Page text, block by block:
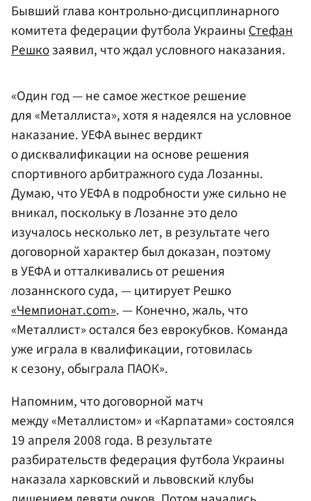
Бывший глава контрольно-дисциплинарного
комитета федерации футбола УкраиныСтефан
Решкозаявил, что ждал условного наказания.
«Один год — не самое жесткое решение
для «Металлиста», хотя я надеялся на условное
наказание. УЕФА вынес вердикт
о дисквалификации на основе решения
спортивного арбитражного суда Лозанны.
Думаю, что УЕФА в подробности уже сильно не
вникал, поскольку в Лозанне это дело
изучалось несколько лет, в результате чего
договорной характер был доказан, поэтому
в УЕФА и отталкивались от решения
лозаннского суда, — цитирует Решко
«Чемпионат.com». — Конечно, жаль, что
«Металлист» остался без еврокубков. Команда
уже играла в квалификации, готовилась
к сезону, обыграла ПАОК».
Напомним, что договорной матч
между «Металлистом» и «Карпатами» состоялся
19 апреля 2008 года. В результате
разбирательств федерация футбола Украины
наказала харковский и львовский клубы